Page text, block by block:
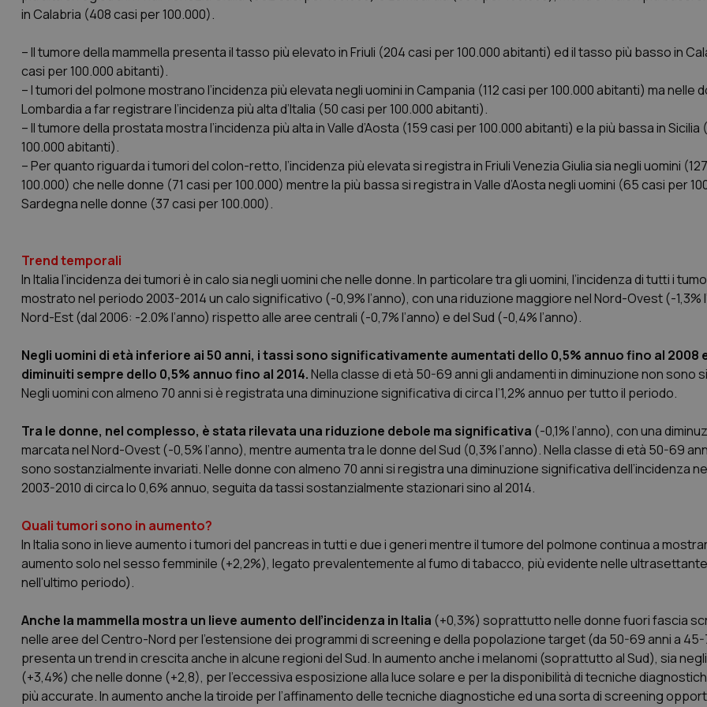
in Calabria (408 casi per 100.000).
– Il tumore della mammella presenta il tasso più elevato in Friuli (204 casi per 100.000 abitanti) ed il tasso più basso in
casi per 100.000 abitanti).
– I tumori del polmone mostrano l’incidenza più elevata negli uomini in Campania (112 casi per 100.000 abitanti) ma nelle
Lombardia a far registrare l’incidenza più alta d’Italia (50 casi per 100.000 abitanti).
– Il tumore della prostata mostra l’incidenza più alta in Valle d’Aosta (159 casi per 100.000 abitanti) e la più bassa in
100.000 abitanti).
– Per quanto riguarda i tumori del colon-retto, l’incidenza più elevata si registra in Friuli Venezia Giulia sia negli uomini
100.000) che nelle donne (71 casi per 100.000) mentre la più bassa si registra in Valle d’Aosta negli uomini (65 casi per
Sardegna nelle donne (37 casi per 100.000).
Trend temporali
In Italia l’incidenza dei tumori è in calo sia negli uomini che nelle donne. In particolare tra gli uomini, l’incidenza di tutti i
mostrato nel periodo 2003-2014 un calo significativo (-0,9% l’anno), con una riduzione maggiore nel Nord-Ovest (-1,3%
Nord-Est (dal 2006: -2.0% l’anno) rispetto alle aree centrali (-0,7% l’anno) e del Sud (-0,4% l’anno).
Negli uomini di età inferiore ai 50 anni, i tassi sono significativamente aumentati dello 0,5% annuo fino al 2008
diminuiti sempre dello 0,5% annuo fino al 2014.Nella classe di età 50-69 anni gli andamenti in diminuzione non sono
Negli uomini con almeno 70 anni si è registrata una diminuzione significativa di circa l’1,2% annuo per tutto il periodo.
Tra le donne, nel complesso, è stata rilevata una riduzione debole ma significativa (-0,1% l’anno), con una
marcata nel Nord-Ovest (-0,5% l’anno), mentre aumenta tra le donne del Sud (0,3% l’anno). Nella classe di età 50-69
sono sostanzialmente invariati. Nelle donne con almeno 70 anni si registra una diminuzione significativa dell’incidenza
2003-2010 di circa lo 0,6% annuo, seguita da tassi sostanzialmente stazionari sino al 2014.
Quali tumori sono in aumento?
In Italia sono in lieve aumento i tumori del pancreas in tutti e due i generi mentre il tumore del polmone continua a
aumento solo nel sesso femminile (+2,2%), legato prevalentemente al fumo di tabacco, più evidente nelle
nell’ultimo periodo).
Anche la mammella mostra un lieve aumento dell’incidenza in Italia (+0,3%) soprattutto nelle donne fuori fascia
nelle aree del Centro-Nord per l’estensione dei programmi di screening e della popolazione target (da 50-69 anni a 45-
presenta un trend in crescita anche in alcune regioni del Sud. In aumento anche i melanomi (soprattutto al Sud), sia
(+3,4%) che nelle donne (+2,8), per l’eccessiva esposizione alla luce solare e per la disponibilità di tecniche
più accurate. In aumento anche la tiroide per l’affinamento delle tecniche diagnostiche ed una sorta di screening
I cookie necessari contribuiscono a rendere fruibile il sito web abilitandone funzionalità di base quali la
e l'accesso alle aree protette del sito. Il sito web non è in grado di funzionare correttamente senza questi
Nome
Fornitore/ Dominio Scadenza
Descrizione
.youtube.com
settimane
scelte di consenso e privacy
interazione con il sito. Registra i
del visitatore riguardo a varie
impostazioni sulla privacy,
correttamente.
tracking-sites-ironfish-
tracking-enable
www.quotidianosanita.it
4
settimane
2 giorni
Questo cookie è impostato
abilitare il sistema di tracking
session-id
settimane
2 giorni
assegnare un identificatore
_ga
Google LLC
.quotidianosanita.it
1 anno 1
mese
Questo nome di cookie è
Universal Analytics, che è un
per distinguere utenti unici
generato in modo casuale come
cliente. È incluso in ogni
sito e utilizzato per calcolare i
sessioni e campagne per i
generato in modo casuale, il
utilizzato può essere specifico
buon esempio è mantenere uno
Nome
Dominio
Scadenza Descrizione
_ga_0VMQEQKQ1N .quotidianosanita.it
1 anno 1
Questo cookie viene utilizzato da Google
Nome
Descrizione
VISITOR_INFO1_LIVE
Google LLC
.youtube.com
5 mesi 4
settimane
Questo cookie è impostato da Youtube
delle preferenze dell'utente per i video di